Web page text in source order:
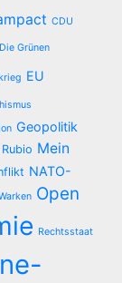
CDU
Die Grünen
EU
Geopolitik
Mein
NATO-
Open
Rechtsstaat